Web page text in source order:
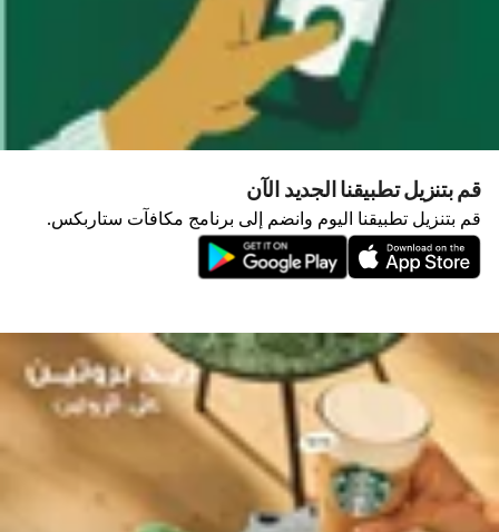
قم بتنزيل تطبيقنا الجديد الآن
قم بتنزيل تطبيقنا اليوم وانضم إلى برنامج مكافآت ستاربكس.